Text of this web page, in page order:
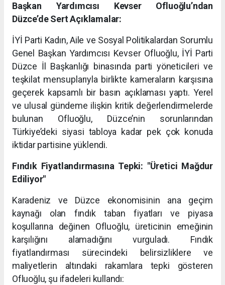
Başkan Yardımcısı Kevser Ofluoğlu’ndan
Düzce’de Sert Açıklamalar:
İYİ Parti Kadın, Aile ve Sosyal Politikalardan Sorumlu
Genel Başkan Yardımcısı Kevser Ofluoğlu, İYİ Parti
Düzce İl Başkanlığı binasında parti yöneticileri ve
teşkilat mensuplarıyla birlikte kameraların karşısına
geçerek kapsamlı bir basın açıklaması yaptı. Yerel
ve ulusal gündeme ilişkin kritik değerlendirmelerde
bulunan Ofluoğlu, Düzce’nin sorunlarından
Türkiye’deki siyasi tabloya kadar pek çok konuda
iktidar partisine yüklendi.
Fındık Fiyatlandırmasına Tepki: "Üretici Mağdur
Ediliyor"
Karadeniz ve Düzce ekonomisinin ana geçim
kaynağı olan fındık taban fiyatları ve piyasa
koşullarına değinen Ofluoğlu, üreticinin emeğinin
karşılığını alamadığını vurguladı. Fındık
fiyatlandırması sürecindeki belirsizliklere ve
maliyetlerin altındaki rakamlara tepki gösteren
Ofluoğlu, şu ifadeleri kullandı: